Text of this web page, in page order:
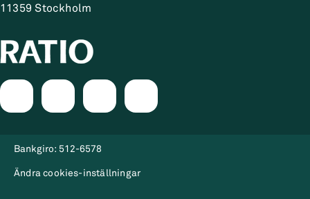
11359 Stockholm
Ändra cookies-inställningar
Bankgiro: 512-6578